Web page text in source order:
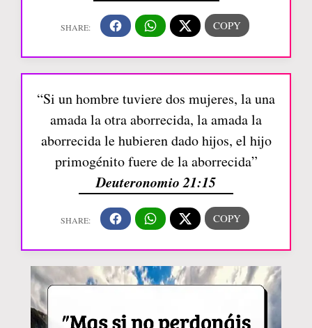
“Si un hombre tuviere dos mujeres, la una
amada la otra aborrecida, la amada la
aborrecida le hubieren dado hijos, el hijo
primogénito fuere de la aborrecida”
Deuteronomio 21:15